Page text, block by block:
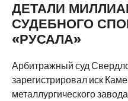
ДЕТАЛИ
СУДЕБНОГО
«РУСАЛА»
Арбитражный суд
зарегистрировал иск
металлургического